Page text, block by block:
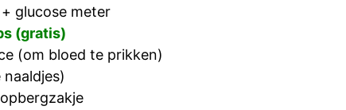
glucose meter
(gratis)
(om bloed te prikken)